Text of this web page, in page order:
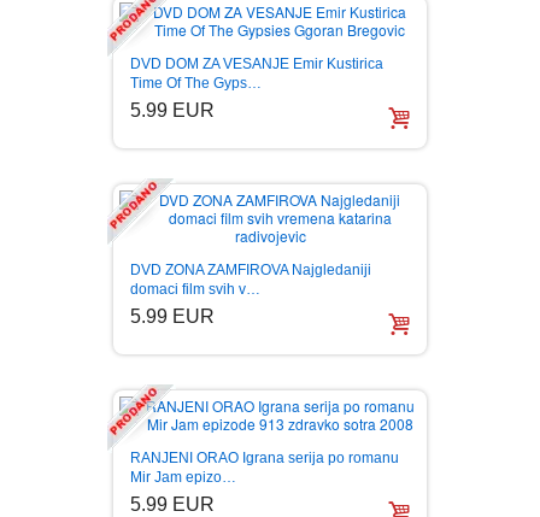
DVD DOM ZA VESANJE Emir Kustirica
Time Of The Gyps…
5.99 EUR
DVD ZONA ZAMFIROVA Najgledaniji
domaci film svih v…
5.99 EUR
RANJENI ORAO Igrana serija po romanu
Mir Jam epizo…
5.99 EUR